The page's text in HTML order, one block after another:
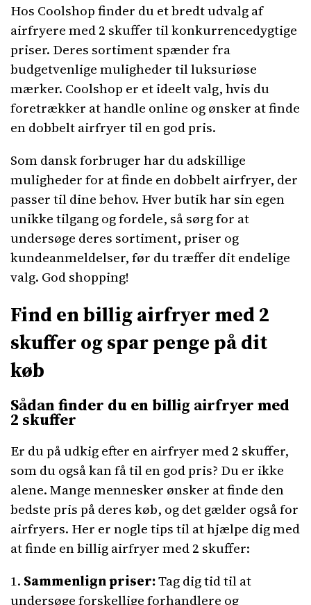
Hos Coolshop finder du et bredt udvalg af
airfryere med 2 skuffer til konkurrencedygtige
priser. Deres sortiment spænder fra
budgetvenlige muligheder til luksuriøse
mærker. Coolshop er et ideelt valg, hvis du
foretrækker at handle online og ønsker at finde
en dobbelt airfryer til en god pris.
Som dansk forbruger har du adskillige
muligheder for at finde en dobbelt airfryer, der
passer til dine behov. Hver butik har sin egen
unikke tilgang og fordele, så sørg for at
undersøge deres sortiment, priser og
kundeanmeldelser, før du træffer dit endelige
valg. God shopping!
Find en billig airfryer med 2
skuffer og spar penge på dit
køb
Sådan finder du en billig airfryer med
2 skuffer
Er du på udkig efter en airfryer med 2 skuffer,
som du også kan få til en god pris? Du er ikke
alene. Mange mennesker ønsker at finde den
bedste pris på deres køb, og det gælder også for
airfryers. Her er nogle tips til at hjælpe dig med
at finde en billig airfryer med 2 skuffer:
1. Sammenlign priser:Tag dig tid til at
undersøge forskellige forhandlere og